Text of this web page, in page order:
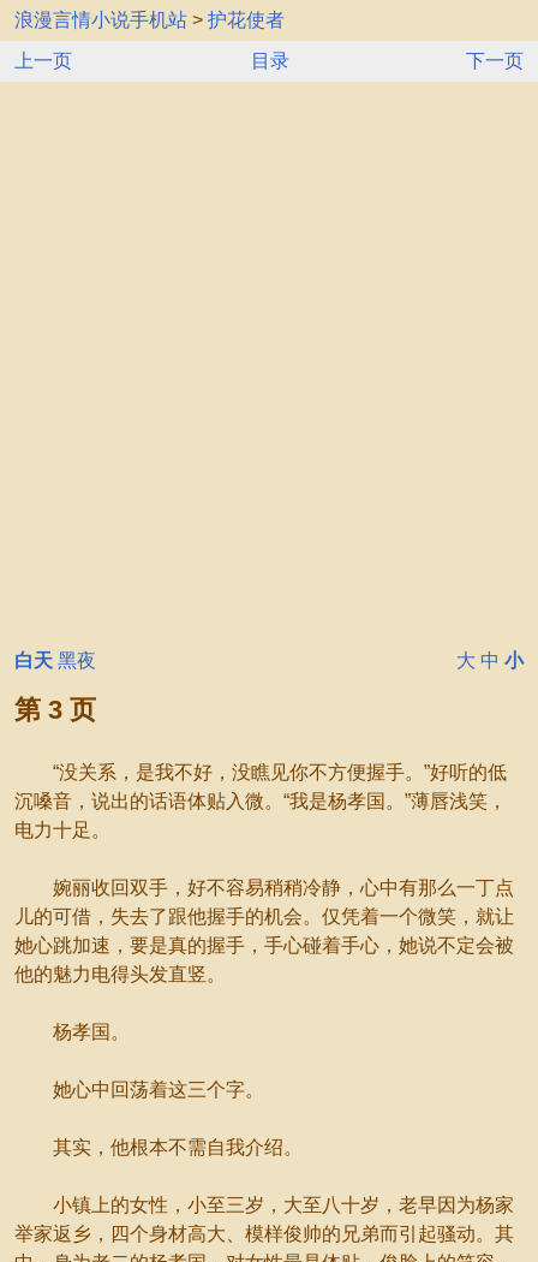
浪漫言情小说手机站 > 护花使者
上一页
目录 下一页
白天 黑夜 大 中 小
第 3 页
“没关系，是我不好，没瞧见你不方便握手。”好听的低
沉嗓音，说出的话语体贴入微。“我是杨孝国。”薄唇浅笑，
电力十足。
婉丽收回双手，好不容易稍稍冷静，心中有那么一丁点
儿的可借，失去了跟他握手的机会。仅凭着一个微笑，就让
她心跳加速，要是真的握手，手心碰着手心，她说不定会被
他的魅力电得头发直竖。
杨孝国。
她心中回荡着这三个字。
其实，他根本不需自我介绍。
小镇上的女性，小至三岁，大至八十岁，老早因为杨家
举家返乡，四个身材高大、模样俊帅的兄弟而引起骚动。其